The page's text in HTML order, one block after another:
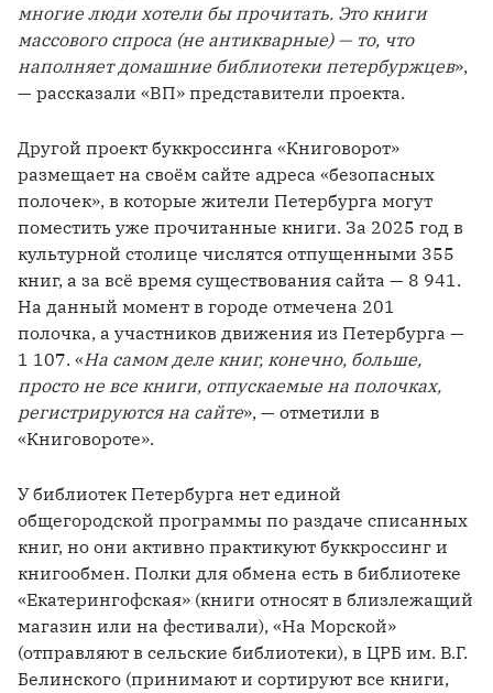
многие люди хотели бы прочитать. Это книги
массового спроса (не антикварные) — то, что
наполняет домашние библиотеки петербуржцев»,
— рассказали «ВП» представители проекта.
Другой проект буккроссинга «Книговорот»
размещает на своём сайте адреса «безопасных
полочек», в которые жители Петербурга могут
поместить уже прочитанные книги. За 2025 год в
культурной столице числятся отпущенными 355
книг, а за всё время существования сайта — 8 941.
На данный момент в городе отмечена 201
полочка, а участников движения из Петербурга —
1 107. «На самом деле книг, конечно, больше,
просто не все книги, отпускаемые на полочках,
регистрируются на сайте», — отметили в
«Книговороте».
У библиотек Петербурга нет единой
общегородской программы по раздаче списанных
книг, но они активно практикуют буккроссинг и
книгообмен. Полки для обмена есть в библиотеке
«Екатерингофская» (книги относят в близлежащий
магазин или на фестивали), «На Морской»
(отправляют в сельские библиотеки), в ЦРБ им. В.Г.
Белинского (принимают и сортируют все книги,